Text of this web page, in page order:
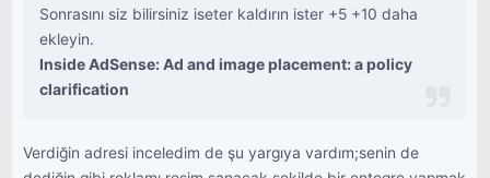
Sonrasını siz bilirsiniz iseter kaldırın ister +5 +10 daha
ekleyin.
Inside AdSense: Ad and image placement: a policy
clarification
Verdiğin adresi inceledim de şu yargıya vardım;senin de